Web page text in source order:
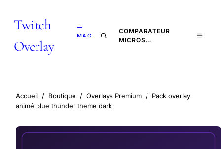
Twitch
Overlay
—
MAG.
COMPARATEUR
MICROS…
Accueil / Boutique / Overlays Premium / Pack overlay
animé blue thunder theme dark